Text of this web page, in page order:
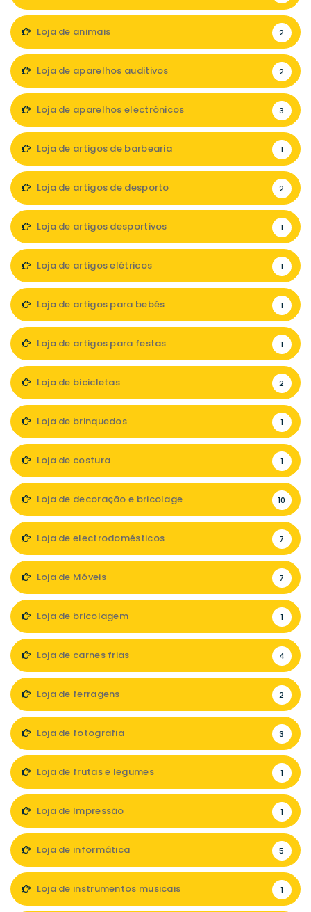
Loja de animais 2
Loja de aparelhos auditivos 2
Loja de aparelhos electrónicos 3
Loja de artigos de barbearia 1
Loja de artigos de desporto 2
Loja de artigos desportivos 1
Loja de artigos elétricos 1
Loja de artigos para bebés 1
Loja de artigos para festas 1
Loja de bicicletas 2
Loja de brinquedos 1
Loja de costura 1
Loja de decoração e bricolage 10
Loja de electrodomésticos 7
Loja de Móveis 7
Loja de bricolagem 1
Loja de carnes frias 4
Loja de ferragens 2
Loja de fotografia 3
Loja de frutas e legumes 1
Loja de Impressão 1
Loja de informática 5
Loja de instrumentos musicais 1